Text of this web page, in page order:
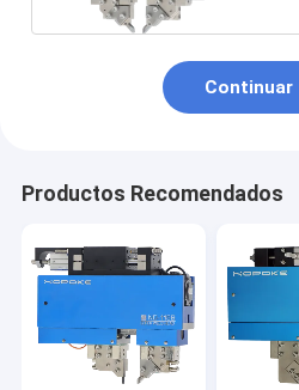
Continuar
Productos Recomendados